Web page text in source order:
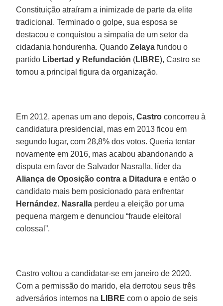
Constituição atraíram a inimizade de parte da elite
tradicional. Terminado o golpe, sua esposa se
destacou e conquistou a simpatia de um setor da
cidadania hondurenha. QuandoZelaya fundou o
partido Libertad y Refundación (LIBRE), Castro se
tornou a principal figura da organização.
Em 2012, apenas um ano depois,Castro concorreu à
candidatura presidencial, mas em 2013 ficou em
segundo lugar, com 28,8% dos votos. Queria tentar
novamente em 2016, mas acabou abandonando a
disputa em favor de Salvador Nasralla, líder da
Aliança de Oposição contra a Ditadura e então o
candidato mais bem posicionado para enfrentar
Hernández. Nasralla perdeu a eleição por uma
pequena margem e denunciou “fraude eleitoral
colossal”.
Castro voltou a candidatar-se em janeiro de 2020.
Com a permissão do marido, ela derrotou seus três
adversários internos na LIBRE com o apoio de seis